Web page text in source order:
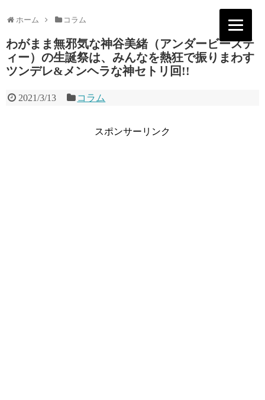
ホーム コラム
わがまま無邪気な神谷美緒（アンダービーステ
ィー）の生誕祭は、みんなを熱狂で振りまわす
ツンデレ&メンヘラな神セトリ回!!
2021/3/13 コラム
スポンサーリンク